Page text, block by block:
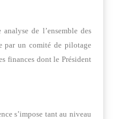
de l’ensemble des
par un comité de pilotage
finances dont le Président
s’impose tant au niveau